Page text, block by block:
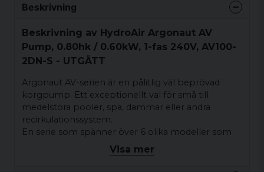
Beskrivning
Beskrivning av HydroAir Argonaut AV
Pump, 0.80hk / 0.60kW, 1-fas 240V, AV100-
2DN-S - UTGÅTT
Argonaut AV-serien är en pålitlig väl beprövad
korgpump. Ett exceptionellt val för små till
medelstora pooler, spa, dammar eller andra
recirkulationssystem.
En serie som spänner över 6 olika modeller som
var och en erbjuder verklig nominell effekt och
innehåller många tekniska funktioner som
Visa mer